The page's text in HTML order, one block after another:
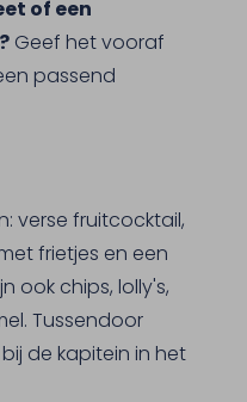
of een
Geef het vooraf
passend
verse fruitcocktail,
frietjes en een
ook chips, lolly's,
Tussendoor
de kapitein in het